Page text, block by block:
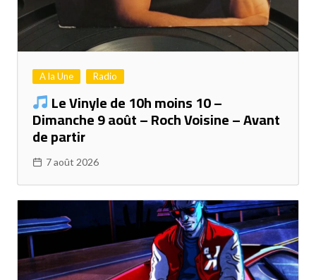
A la Une Radio
Le Vinyle de 10h moins 10 –
Dimanche 9 août – Roch Voisine – Avant
de partir
7 août 2026